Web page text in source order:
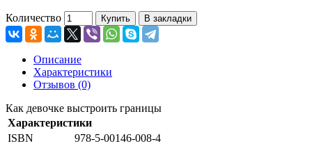
Количество Купить В закладки
Описание
Характеристики
Отзывов (0)
Как девочке выстроить границы
Характеристики
ISBN
978-5-00146-008-4